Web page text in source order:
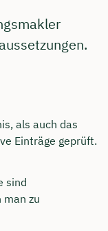
als auch das
Einträge geprüft.
sind
zu